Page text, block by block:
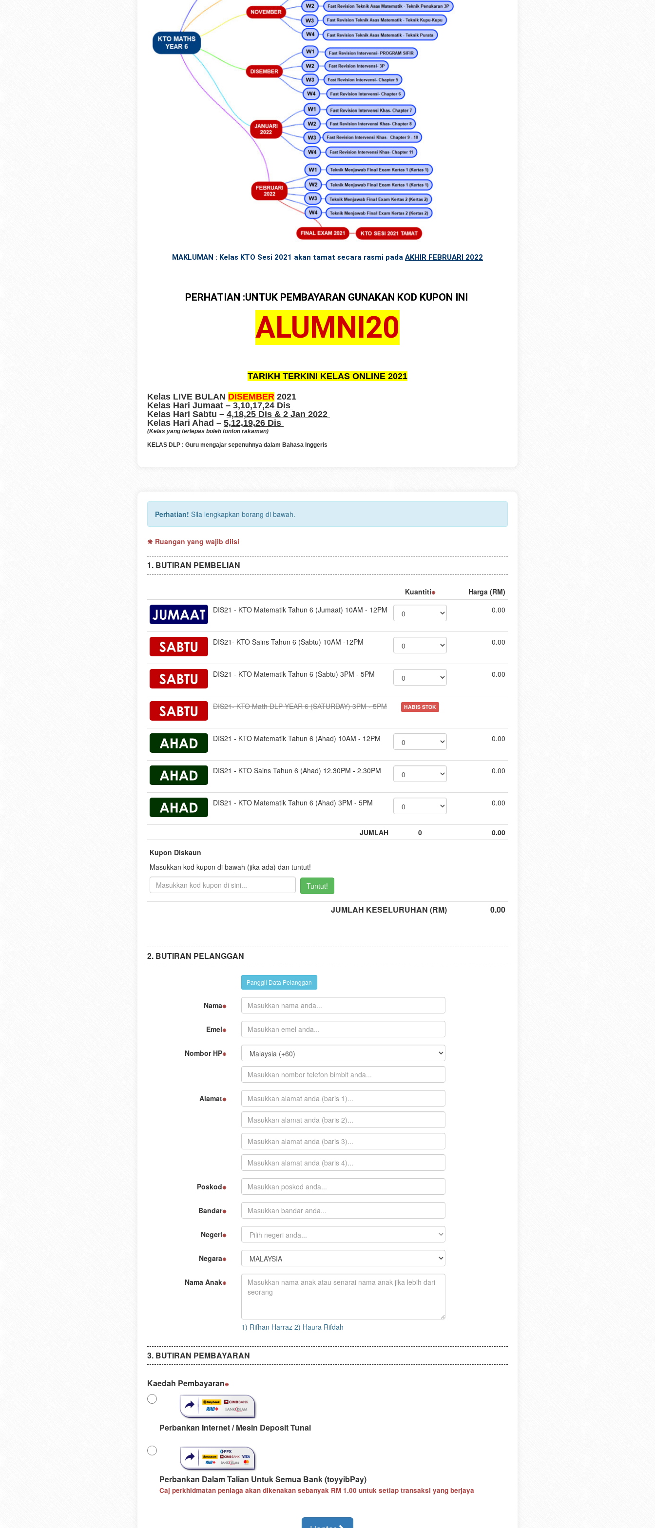
MAKLUMAN : Kelas KTO Sesi 2021 akan tamat secara rasmi pada AKHIR FEBRUARI 2022
PERHATIAN :UNTUK PEMBAYARAN GUNAKAN KOD KUPON INI ​
ALUMNI20
TARIKH TERKINI KELAS ONLINE 2021
Kelas LIVE BULAN DISEMBER 2021
Kelas Hari Jumaat – 3,10,17,24 Dis
Kelas Hari Sabtu – 4,18,25 Dis & 2 Jan 2022
Kelas Hari Ahad – 5,12,19,26 Dis
(Kelas yang terlepas boleh tonton rakaman)
KELAS DLP : Guru mengajar sepenuhnya dalam Bahasa Inggeris
Perhatian! Sila lengkapkan borang di bawah.
Ruangan yang wajib diisi
BUTIRAN PEMBELIAN
Kuantiti
Harga (RM)
DIS21 - KTO Matematik Tahun 6 (Jumaat) 10AM - 12PM
0.00
DIS21- KTO Sains Tahun 6 (Sabtu) 10AM -12PM 0.00
DIS21 - KTO Matematik Tahun 6 (Sabtu) 3PM - 5PM 0.00
DIS21- KTO Math DLP YEAR 6 (SATURDAY) 3PM - 5PM HABIS STOK
DIS21 - KTO Matematik Tahun 6 (Ahad) 10AM - 12PM 0.00
DIS21 - KTO Sains Tahun 6 (Ahad) 12.30PM - 2.30PM 0.00
DIS21 - KTO Matematik Tahun 6 (Ahad) 3PM - 5PM 0.00
JUMLAH 0 0.00
Kupon Diskaun
Masukkan kod kupon di bawah (jika ada) dan tuntut!
Tuntut!
JUMLAH KESELURUHAN (RM) 0.00
BUTIRAN PELANGGAN
Panggil Data Pelanggan
Nama
Emel
Nombor HP
Alamat
Poskod
Bandar
Negeri
Negara
Nama Anak
1) Rifhan Harraz 2) Haura Rifdah
BUTIRAN PEMBAYARAN
Kaedah Pembayaran
Perbankan Internet / Mesin Deposit Tunai
Perbankan Dalam Talian Untuk Semua Bank (toyyibPay)
Caj perkhidmatan peniaga akan dikenakan sebanyak RM 1.00 untuk setiap transaksi yang berjaya